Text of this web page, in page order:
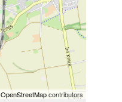
OpenStreetMapcontributors